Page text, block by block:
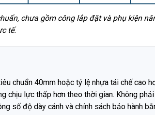
chưa gồm công lắp đặt và phụ kiện
tế.
chuẩn 40mm hoặc tỷ lệ nhựa tái chế cao
chịu lực thấp hơn theo thời gian. Không
số độ dày cánh và chính sách bảo hành